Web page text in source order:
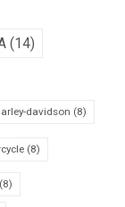
(14)
davidson (8)
(8)
(8)